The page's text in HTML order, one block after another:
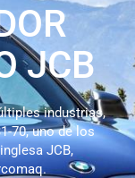
JCB
industrias,
70, uno de los
JCB,